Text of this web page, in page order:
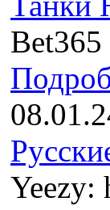
Yeezy: